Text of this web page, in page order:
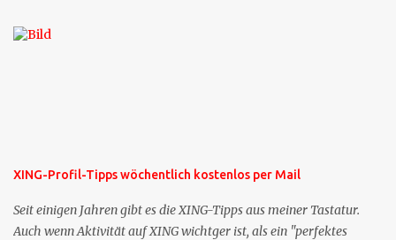
XING-Profil-Tipps wöchentlich kostenlos per Mail
Seit einigen Jahren gibt es die XING-Tipps aus meiner Tastatur.
Auch wenn Aktivität auf XING wichtger ist, als ein "perfektes